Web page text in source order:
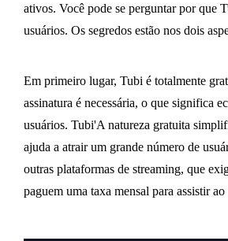
ativos. Você pode se perguntar por que
usuários. Os segredos estão nos dois
Em primeiro lugar, Tubi é totalmente
assinatura é necessária, o que significa
usuários. Tubi'A natureza gratuita
ajuda a atrair um grande número de
outras plataformas de streaming, que
paguem uma taxa mensal para assistir